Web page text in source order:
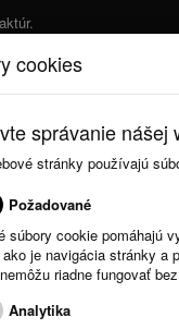
VOB25231
cookies
správanie
stránky používajú
Požadované
súbory cookie pomáhajú
je navigácia stránky a
riadne fungovať
Analytika